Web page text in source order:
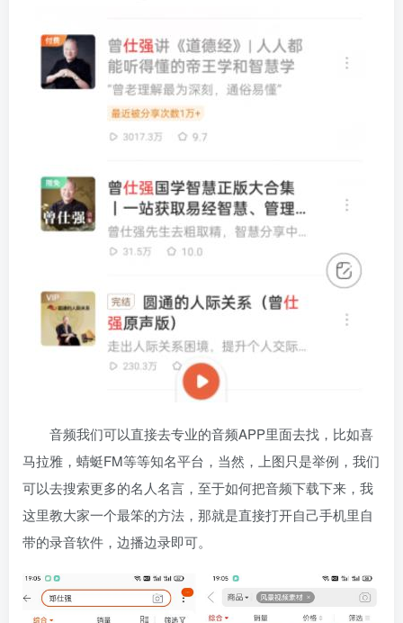
音频我们可以直接去专业的音频APP里面去找，比如喜
马拉雅，蜻蜓FM等等知名平台，当然，上图只是举例，我们
可以去搜索更多的名人名言，至于如何把音频下载下来，我
这里教大家一个最笨的方法，那就是直接打开自己手机里自
带的录音软件，边播边录即可。